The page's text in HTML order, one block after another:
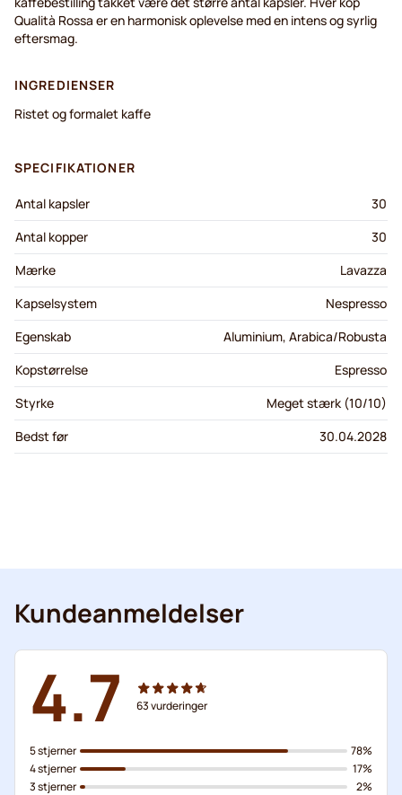
Qualità Rossa er en harmonisk oplevelse med en intens og syrlig
eftersmag.
INGREDIENSER
Ristet og formalet kaffe
SPECIFIKATIONER
Antal kapsler
30
Antal kopper
30
Mærke
Lavazza
Kapselsystem
Nespresso
Egenskab
Aluminium, Arabica/Robusta
Kopstørrelse
Espresso
Styrke
Meget stærk (10/10)
Bedst før
30.04.2028
Kundeanmeldelser
4.7 63vurderinger
5 stjerner
4 stjerner
3 stjerner
78%
17%
2%